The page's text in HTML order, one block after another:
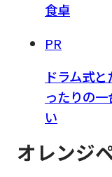
食卓
PR
ドラム式
ったりの
い
オレンジ